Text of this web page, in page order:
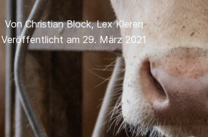
VonChristian Block,Lex Kleren
Veröffentlicht am 29. März 2021